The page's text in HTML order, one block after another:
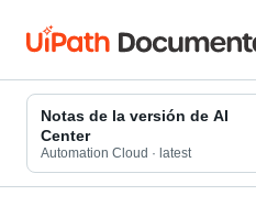
Notas de la versión de AI
Center
Automation Cloud · latest